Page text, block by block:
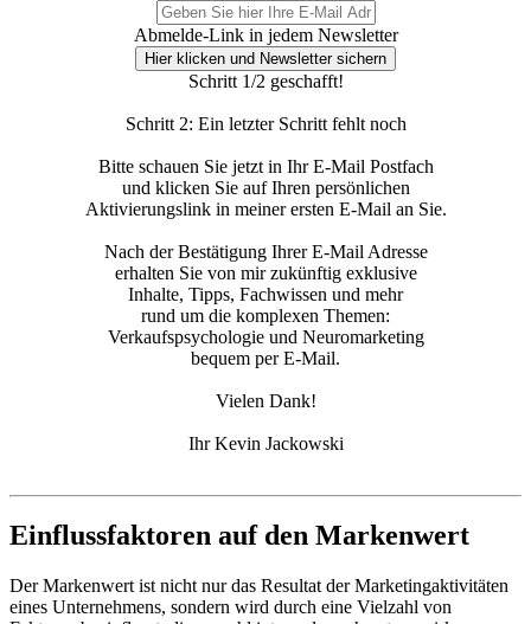
Abmelde-Link in jedem Newsletter
Hier klicken und Newsletter sichern
Schritt 1/2 geschafft!
Schritt 2: Ein letzter Schritt fehlt noch
Bitte schauen Sie jetzt in Ihr E-Mail Postfach
und klicken Sie auf Ihren persönlichen
Aktivierungslink in meiner ersten E-Mail an Sie.
Nach der Bestätigung Ihrer E-Mail Adresse
erhalten Sie von mir zukünftig exklusive
Inhalte, Tipps, Fachwissen und mehr
rund um die komplexen Themen:
Verkaufspsychologie und Neuromarketing
bequem per E-Mail.
Vielen Dank!
Ihr Kevin Jackowski
Einflussfaktoren auf den Markenwert
Der Markenwert ist nicht nur das Resultat der Marketingaktivitäten
eines Unternehmens, sondern wird durch eine Vielzahl von